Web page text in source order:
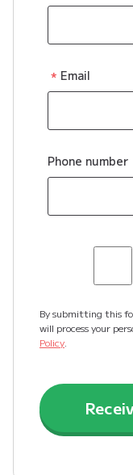
Email
Phone number
By submitting this
will process your
Policy